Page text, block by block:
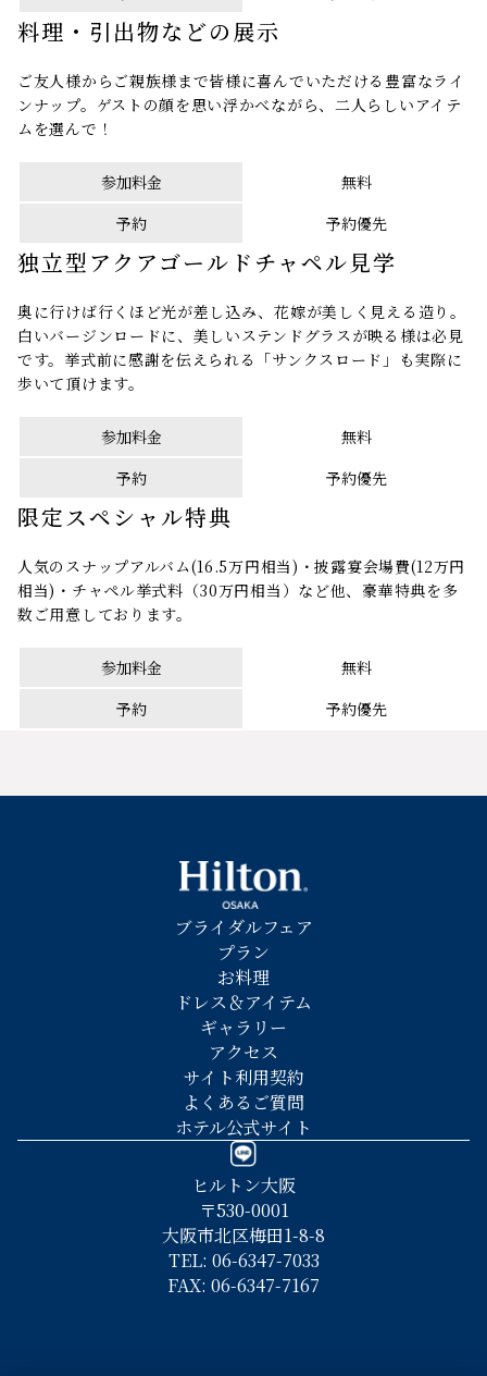
料理・引出物などの展示
ご友人様からご親族様まで皆様に喜んでいただける豊富なライ
ンナップ。ゲストの顔を思い浮かべながら、二人らしいアイテ
ムを選んで！
参加料金
無料
予約
予約優先
独立型アクアゴールドチャペル見学
奥に行けば行くほど光が差し込み、花嫁が美しく見える造り。
白いバージンロードに、美しいステンドグラスが映る様は必見
です。挙式前に感謝を伝えられる「サンクスロード」も実際に
歩いて頂けます。
参加料金
無料
予約
予約優先
限定スペシャル特典
人気のスナップアルバム(16.5万円相当)・披露宴会場費(12万円
相当)・チャペル挙式料（30万円相当）など他、豪華特典を多
数ご用意しております。
参加料金
無料
予約
予約優先
ブライダルフェア
プラン
お料理
ドレス＆アイテム
ギャラリー
アクセス
サイト利用契約
よくあるご質問
ホテル公式サイト
ヒルトン大阪
〒530-0001
大阪市北区梅田1-8-8
TEL: 06-6347-7033
FAX: 06-6347-7167